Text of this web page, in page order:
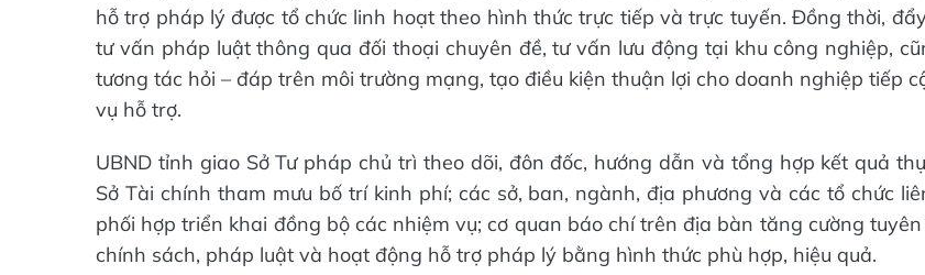
hỗ trợ pháp lý được tổ chức linh hoạt theo hình thức trực tiếp và trực tuyến. Đồng thời,
tư vấn pháp luật thông qua đối thoại chuyên đề, tư vấn lưu động tại khu công nghiệp,
tương tác hỏi – đáp trên môi trường mạng, tạo điều kiện thuận lợi cho doanh nghiệp tiếp
vụ hỗ trợ.
UBND tỉnh giao Sở Tư pháp chủ trì theo dõi, đôn đốc, hướng dẫn và tổng hợp kết quả
Sở Tài chính tham mưu bố trí kinh phí; các sở, ban, ngành, địa phương và các tổ chức
phối hợp triển khai đồng bộ các nhiệm vụ; cơ quan báo chí trên địa bàn tăng cường
chính sách, pháp luật và hoạt động hỗ trợ pháp lý bằng hình thức phù hợp, hiệu quả.